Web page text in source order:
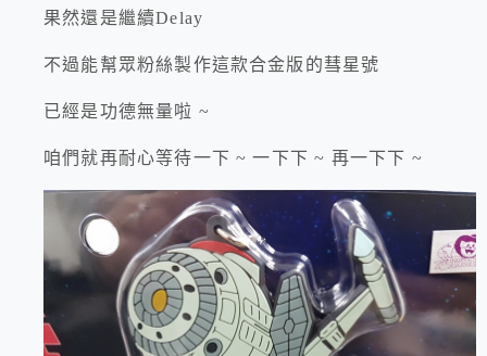
果然還是繼續Delay
不過能幫眾粉絲製作這款合金版的彗星號
已經是功德無量啦 ~
咱們就再耐心等待一下 ~ 一下下 ~ 再一下下 ~